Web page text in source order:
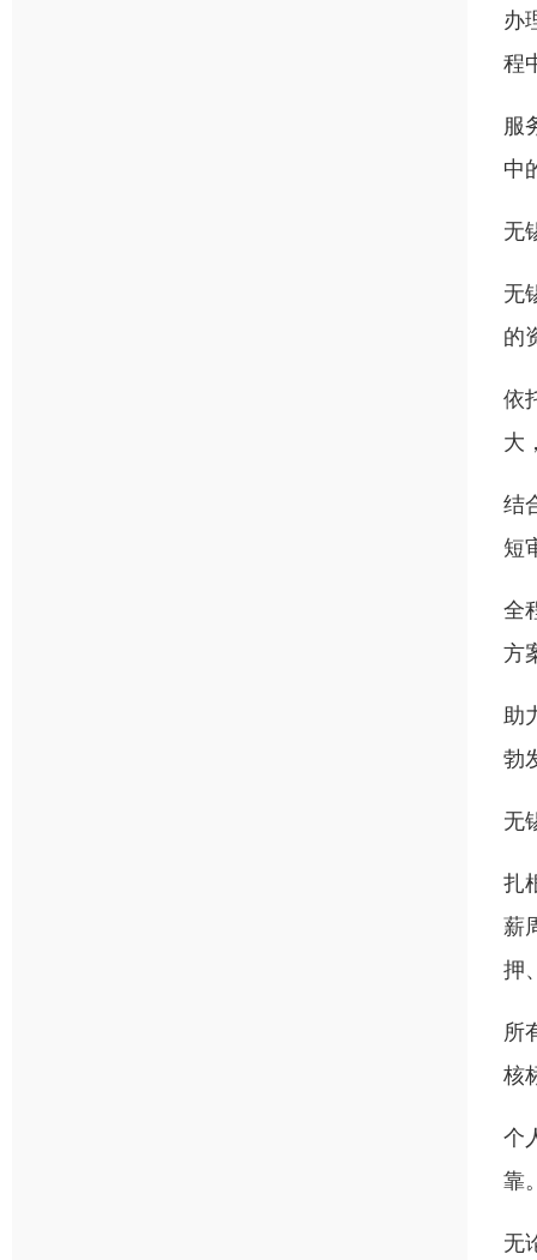
办
程
服
中
无
无
的
依
大
结
短
全
方
助
勃
无
扎
薪
押
所
核
个
靠
无